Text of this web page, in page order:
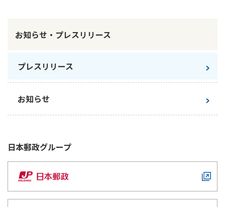
お知らせ・プレスリリース
プレスリリース
お知らせ
日本郵政グループ